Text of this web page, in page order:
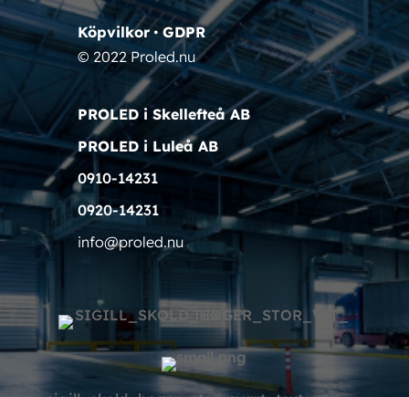
Köpvilkor•GDPR
© 2022 Proled.nu
PROLED i Skellefteå AB
PROLED i Luleå AB
0910-14231
0920-14231
info@proled.nu